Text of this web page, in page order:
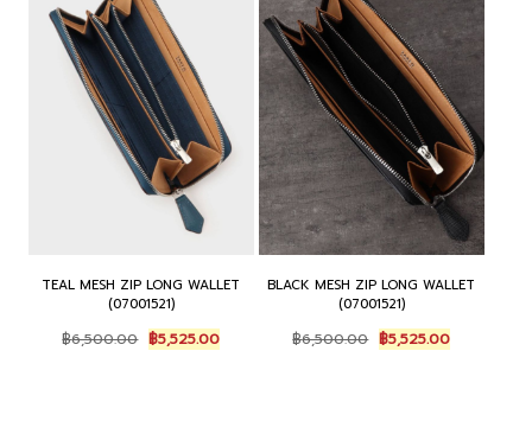
TEAL MESH ZIP LONG WALLET
(07001521)
฿6,500.00 Original
price
฿5,525.00Current
price
BLACK MESH ZIP LONG WALLET
(07001521)
฿6,500.00 Original
price
฿5,525.00Current
price